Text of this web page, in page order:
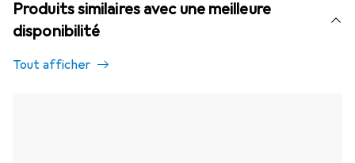
Produits similaires avec une meilleure
disponibilité
Tout afficher